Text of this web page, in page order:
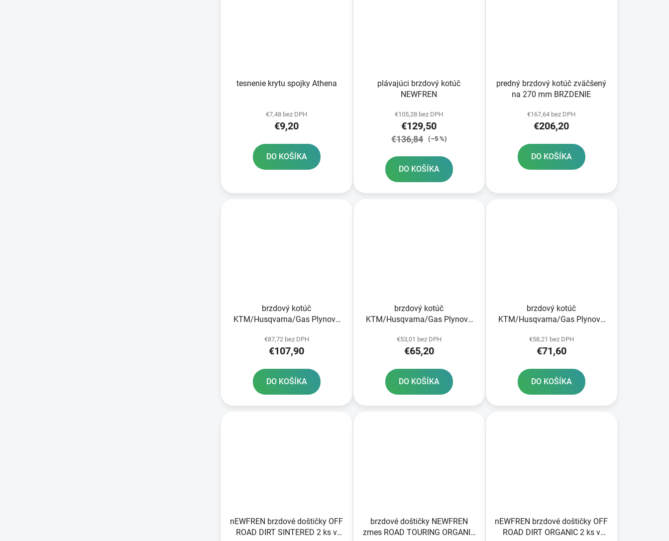
tesnenie krytu spojky Athena
€7,48 bez DPH
€9,20
DO KOŠÍKA
plávajúci brzdový kotúč
NEWFREN
€105,28 bez DPH
€129,50
€136,84 (–5 %)
DO KOŠÍKA
predný brzdový kotúč zväčšený
na 270 mm BRZDENIE
€167,64 bez DPH
€206,20
DO KOŠÍKA
brzdový kotúč
KTM/Husqvarna/Gas Plynové
€87,72 bez DPH
€107,90
DO KOŠÍKA
brzdový kotúč
KTM/Husqvarna/Gas Plynová
€53,01 bez DPH
€65,20
DO KOŠÍKA
brzdový kotúč
KTM/Husqvarna/Gas Plynová
€58,21 bez DPH
€71,60
DO KOŠÍKA
nEWFREN brzdové doštičky OFF
ROAD DIRT SINTERED 2 ks v
brzdové doštičky NEWFREN
zmes ROAD TOURING ORGANIC
nEWFREN brzdové doštičky OFF
ROAD DIRT ORGANIC 2 ks v